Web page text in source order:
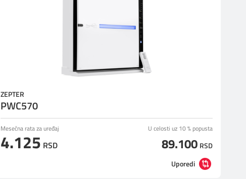
ZEPTER
PWC570
Mesečna rata za uređaj
4.125 RSD
U celosti uz 10 % popusta
89.100 RSD
Uporedi